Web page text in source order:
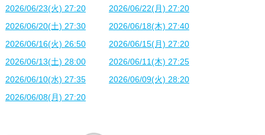
2026/06/23(火) 27:20
2026/06/22(月) 27:20
2026/06/20(土) 27:30
2026/06/18(木) 27:40
2026/06/16(火) 26:50
2026/06/15(月) 27:20
2026/06/13(土) 28:00
2026/06/11(木) 27:25
2026/06/10(水) 27:35
2026/06/09(火) 28:20
2026/06/08(月) 27:20